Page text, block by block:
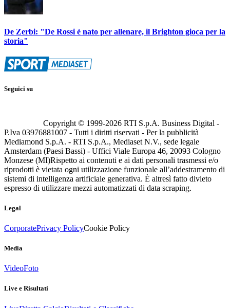
De Zerbi: "De Rossi è nato per allenare, il Brighton gioca per la
storia"
Seguici su
Copyright © 1999-2026 RTI S.p.A. Business Digital -
P.Iva 03976881007 - Tutti i diritti riservati - Per la pubblicità
Mediamond S.p.A. - RTI S.p.A., Mediaset N.V., sede legale
Amsterdam (Paesi Bassi) - Uffici Viale Europa 46, 20093 Cologno
Monzese (MI)Rispetto ai contenuti e ai dati personali trasmessi e/o
riprodotti è vietata ogni utilizzazione funzionale all’addestramento di
sistemi di intelligenza artificiale generativa. È altresì fatto divieto
espresso di utilizzare mezzi automatizzati di data scraping.
Legal
CorporatePrivacy PolicyCookie Policy
Media
VideoFoto
Live e Risultati